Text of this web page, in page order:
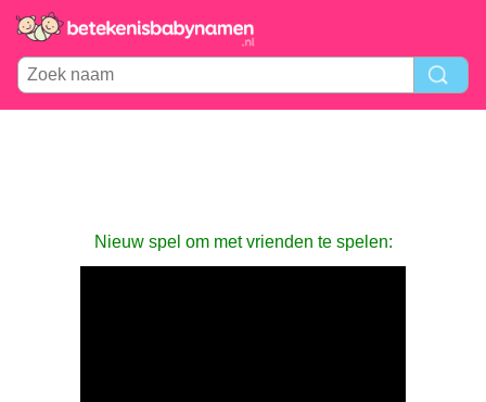
Nieuw spel om met vrienden te spelen: